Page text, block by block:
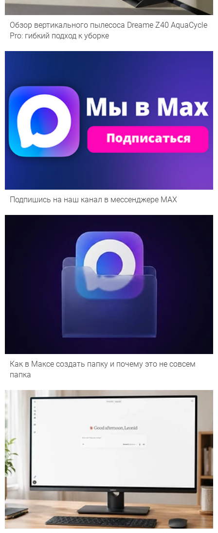
Обзор вертикального пылесоса Dreame Z40 AquaCycle
Pro: гибкий подход к уборке
Подпишись на наш канал в мессенджере МАХ
Как в Максе создать папку и почему это не совсем
папка